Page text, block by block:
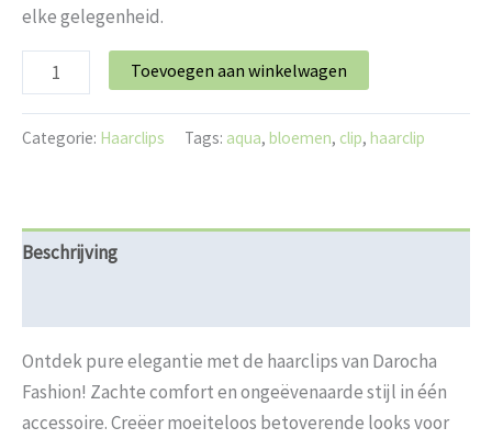
elke gelegenheid.
Toevoegen aan winkelwagen
Categorie: Haarclips Tags: aqua, bloemen, clip, haarclip
Beschrijving
Ontdek pure elegantie met de haarclips van Darocha
Fashion! Zachte comfort en ongeëvenaarde stijl in één
accessoire. Creëer moeiteloos betoverende looks voor